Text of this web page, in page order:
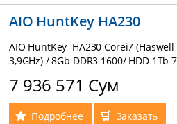
AIO HuntKey HA230
AIO HuntKey HA230 Corei7
3,9GHz) / 8Gb DDR3 1600/ HDD
беспроводной комплект
7 936 571 Сум
Подробнее Заказать